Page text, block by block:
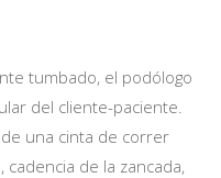
tumbado, el podólogo
del cliente-paciente.
una cinta de correr
de la zancada,